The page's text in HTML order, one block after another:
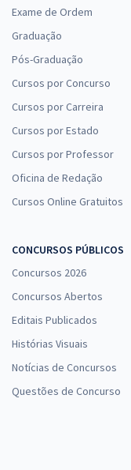
Exame de Ordem
Graduação
Pós-Graduação
Cursos por Concurso
Cursos por Carreira
Cursos por Estado
Cursos por Professor
Oficina de Redação
Cursos Online Gratuitos
CONCURSOS PÚBLICOS
Concursos 2026
Concursos Abertos
Editais Publicados
Histórias Visuais
Notícias de Concursos
Questões de Concurso